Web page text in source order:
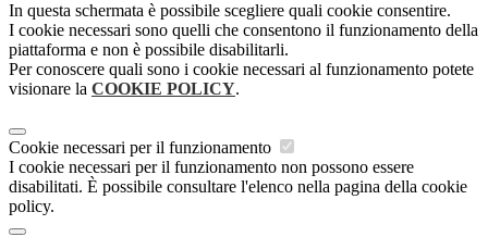
In questa schermata è possibile scegliere quali cookie consentire.
I cookie necessari sono quelli che consentono il funzionamento della
piattaforma e non è possibile disabilitarli.
Per conoscere quali sono i cookie necessari al funzionamento potete
visionare la COOKIE POLICY.
Cookie necessari per il funzionamento
I cookie necessari per il funzionamento non possono essere
disabilitati. È possibile consultare l'elenco nella pagina della cookie
policy.